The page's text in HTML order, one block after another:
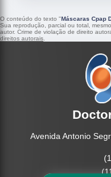
O conteúdo do texto "Máscaras Cpap
Sua reprodução, parcial ou total,
autor. Crime de violação de direito
direitos autorais
Avenida Antonio